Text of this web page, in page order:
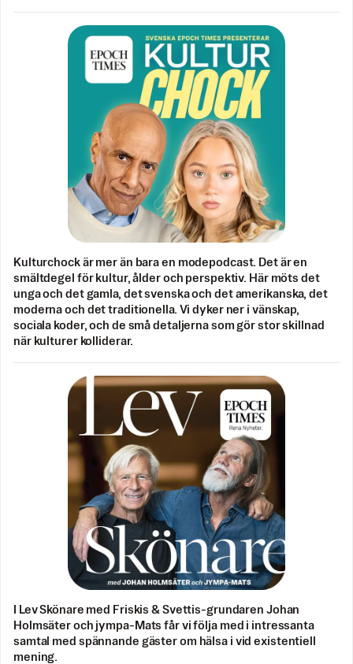
Kulturchock är mer än bara en modepodcast. Det är en
smältdegel för kultur, ålder och perspektiv. Här möts det
unga och det gamla, det svenska och det amerikanska, det
moderna och det traditionella. Vi dyker ner i vänskap,
sociala koder, och de små detaljerna som gör stor skillnad
när kulturer kolliderar.
I Lev Skönare med Friskis & Svettis-grundaren Johan
Holmsäter och jympa-Mats får vi följa med i intressanta
samtal med spännande gäster om hälsa i vid existentiell
mening.